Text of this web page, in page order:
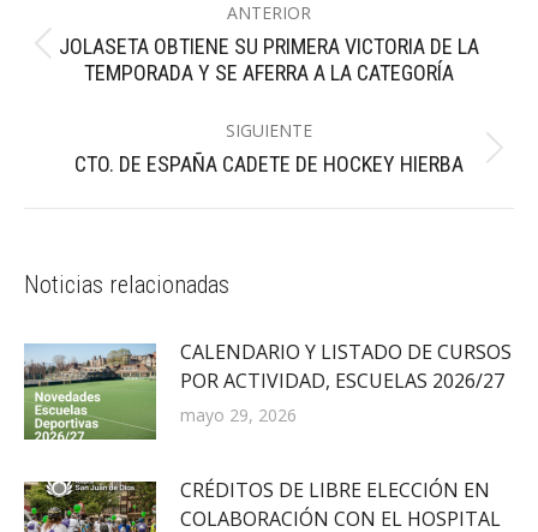
entre
publicaciones
ANTERIOR
Publicación
anterior:
JOLASETA OBTIENE SU PRIMERA VICTORIA DE LA
TEMPORADA Y SE AFERRA A LA CATEGORÍA
SIGUIENTE
Publicación
CTO. DE ESPAÑA CADETE DE HOCKEY HIERBA
Noticias relacionadas
CALENDARIO Y LISTADO DE CURSOS
POR ACTIVIDAD, ESCUELAS 2026/27
mayo 29, 2026
CRÉDITOS DE LIBRE ELECCIÓN EN
COLABORACIÓN CON EL HOSPITAL